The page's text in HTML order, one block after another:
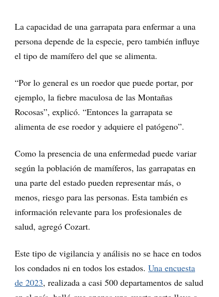
La capacidad de una garrapata para enfermar a una
persona depende de la especie, pero también influye
el tipo de mamífero del que se alimenta.
“Por lo general es un roedor que puede portar, por
ejemplo, la fiebre maculosa de las Montañas
Rocosas”, explicó. “Entonces la garrapata se
alimenta de ese roedor y adquiere el patógeno”.
Como la presencia de una enfermedad puede variar
según la población de mamíferos, las garrapatas en
una parte del estado pueden representar más, o
menos, riesgo para las personas. Esta también es
información relevante para los profesionales de
salud, agregó Cozart.
Este tipo de vigilancia y análisis no se hace en todos
los condados ni en todos los estados. Una encuesta
de 2023, realizada a casi 500 departamentos de salud